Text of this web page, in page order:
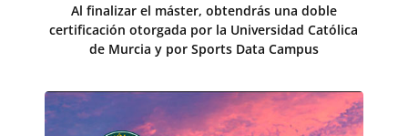
Al finalizar el máster, obtendrás una doble
certificación otorgada por la Universidad Católica
de Murcia y por Sports Data Campus